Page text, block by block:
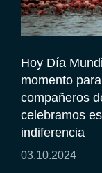
Hoy Día
momento
compañeros
celebramos
indiferencia
03.10.2024